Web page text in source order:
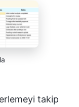
takip